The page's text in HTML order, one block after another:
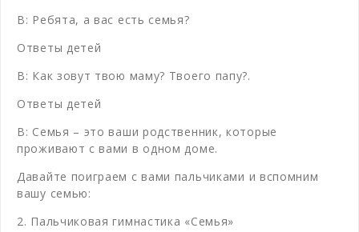
В: Ребята, а вас есть семья?
Ответы детей
В: Как зовут твою маму? Твоего папу?.
Ответы детей
В: Семья – это ваши родственник, которые
проживают с вами в одном доме.
Давайте поиграем с вами пальчиками и вспомним
вашу семью:
2. Пальчиковая гимнастика «Семья»